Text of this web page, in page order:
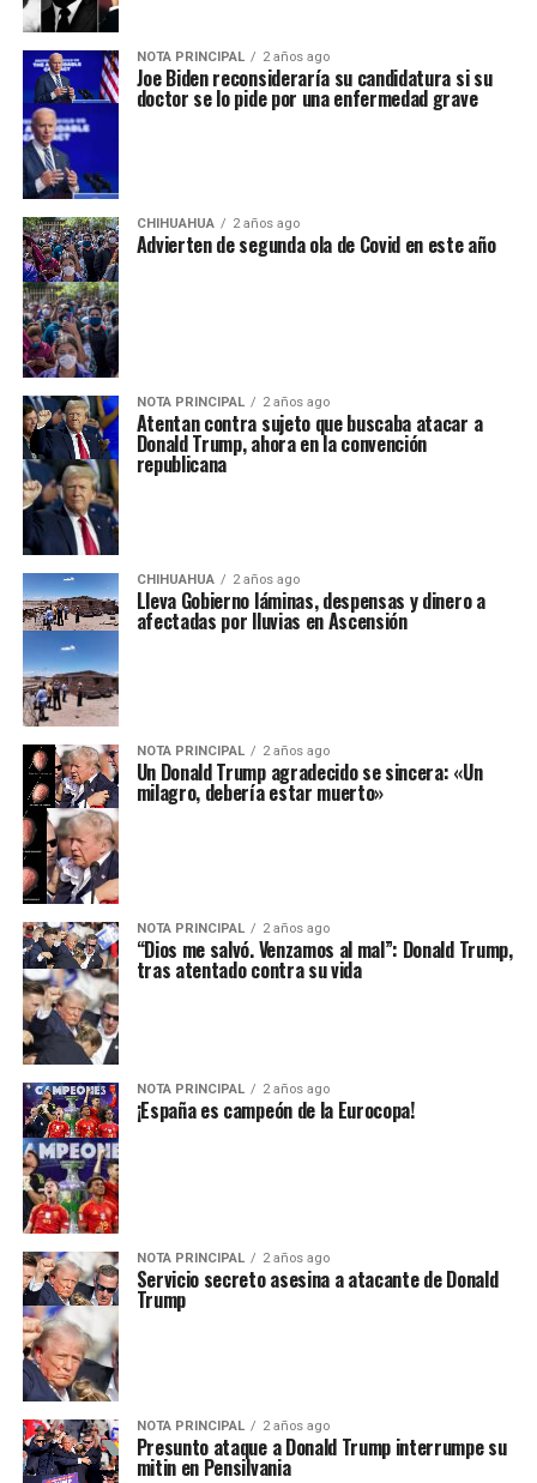
NOTA PRINCIPAL 2 años ago
Joe Biden reconsideraría su candidatura si su
doctor se lo pide por una enfermedad grave
CHIHUAHUA 2 años ago
Advierten de segunda ola de Covid en este año
NOTA PRINCIPAL 2 años ago
Atentan contra sujeto que buscaba atacar a
Donald Trump, ahora en la convención
republicana
CHIHUAHUA 2 años ago
Lleva Gobierno láminas, despensas y dinero a
afectadas por lluvias en Ascensión
NOTA PRINCIPAL 2 años ago
Un Donald Trump agradecido se sincera: «Un
milagro, debería estar muerto»
NOTA PRINCIPAL 2 años ago
“Dios me salvó. Venzamos al mal”: Donald Trump,
tras atentado contra su vida
NOTA PRINCIPAL 2 años ago
¡España es campeón de la Eurocopa!
NOTA PRINCIPAL 2 años ago
Servicio secreto asesina a atacante de Donald
Trump
NOTA PRINCIPAL 2 años ago
Presunto ataque a Donald Trump interrumpe su
mitin en Pensilvania